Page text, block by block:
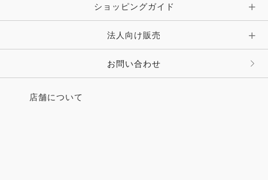
キーホルダー・チャーム・ストラップ
その他 ファッション雑貨
その他 アクセサリーショッピングガイド
法人向け販売
お問い合わせ
店舗について